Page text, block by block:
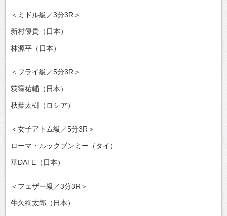
＜ミドル級／3分3R＞
新村優貴（日本）
林源平（日本）
＜フライ級／5分3R＞
荻窪祐輔（日本）
秋葉太樹（ロシア）
＜女子アトム級／5分3R＞
ローマ・ルックブンミー（タイ）
華DATE（日本）
＜フェザー級／3分3R＞
牛久絢太郎（日本）